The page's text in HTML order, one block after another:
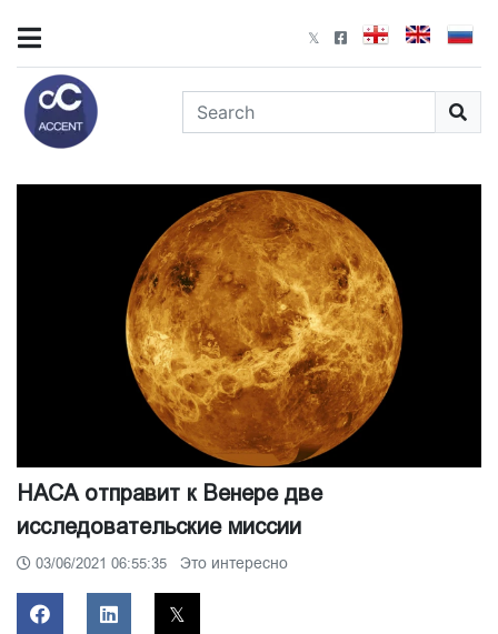
НАСА отправит к Венере две
исследовательские миссии
03/06/2021 06:55:35 Это интересно